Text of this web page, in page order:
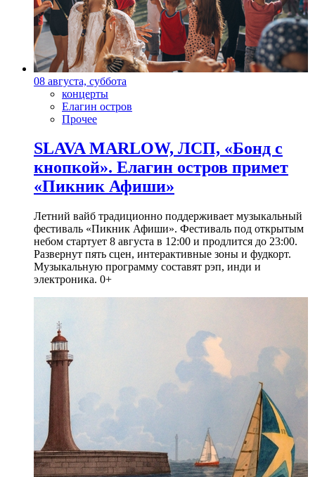
08 августа, суббота
концерты
Елагин остров
Прочее
SLAVA MARLOW, ЛСП, «Бонд с
кнопкой». Елагин остров примет
«Пикник Афиши»
Летний вайб традиционно поддерживает музыкальный
фестиваль «Пикник Афиши». Фестиваль под открытым
небом стартует 8 августа в 12:00 и продлится до 23:00.
Развернут пять сцен, интерактивные зоны и фудкорт.
Музыкальную программу составят рэп, инди и
электроника. 0+